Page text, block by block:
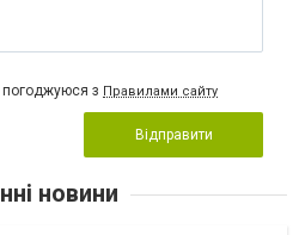
з Правилами сайту
Відправити
новини